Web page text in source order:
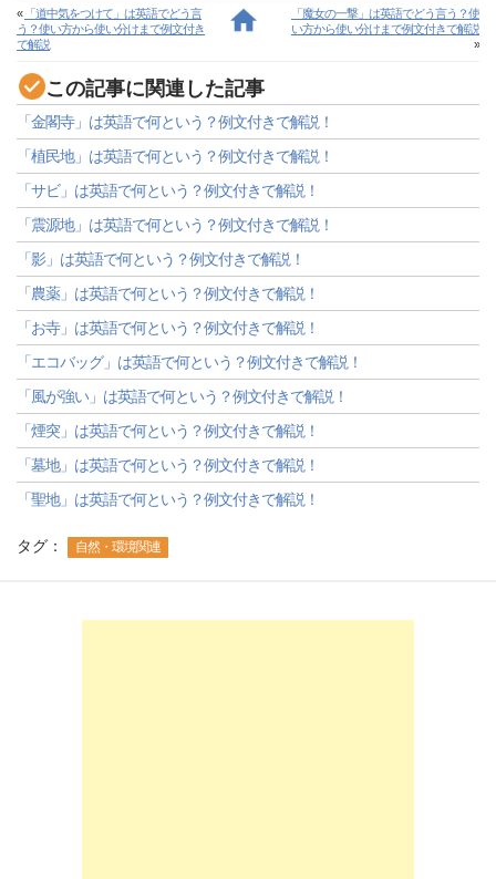
« 「道中気をつけて」は英語でどう言
う？使い方から使い分けまで例文付き
で解説
「魔女の一撃」は英語でどう言う？使
い方から使い分けまで例文付きで解説
»
この記事に関連した記事
「金閣寺」は英語で何という？例文付きで解説！
「植民地」は英語で何という？例文付きで解説！
「サビ」は英語で何という？例文付きで解説！
「震源地」は英語で何という？例文付きで解説！
「影」は英語で何という？例文付きで解説！
「農薬」は英語で何という？例文付きで解説！
「お寺」は英語で何という？例文付きで解説！
「エコバッグ」は英語で何という？例文付きで解説！
「風が強い」は英語で何という？例文付きで解説！
「煙突」は英語で何という？例文付きで解説！
「墓地」は英語で何という？例文付きで解説！
「聖地」は英語で何という？例文付きで解説！
タグ： 自然・環境関連